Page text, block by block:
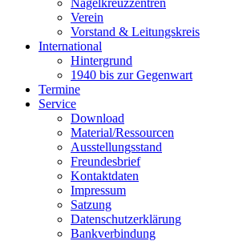
Nagelkreuzzentren
Verein
Vorstand & Leitungskreis
International
Hintergrund
1940 bis zur Gegenwart
Termine
Service
Download
Material/Ressourcen
Ausstellungsstand
Freundesbrief
Kontaktdaten
Impressum
Satzung
Datenschutzerklärung
Bankverbindung